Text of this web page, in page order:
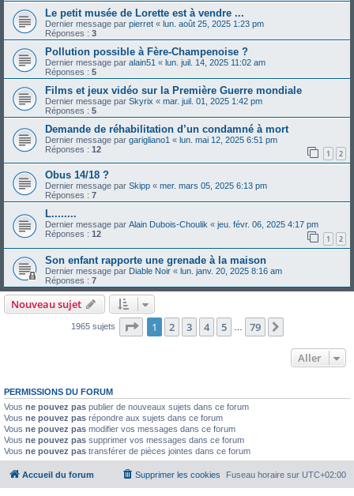
Le petit musée de Lorette est à vendre ...
Dernier message par pierret « lun. août 25, 2025 1:23 pm
Réponses : 3
Pollution possible à Fère-Champenoise ?
Dernier message par alain51 « lun. juil. 14, 2025 11:02 am
Réponses : 5
Films et jeux vidéo sur la Première Guerre mondiale
Dernier message par Skyrix « mar. juil. 01, 2025 1:42 pm
Réponses : 5
Demande de réhabilitation d’un condamné à mort
Dernier message par garigliano1 « lun. mai 12, 2025 6:51 pm
Réponses : 12 1 2
Obus 14/18 ?
Dernier message par Skipp « mer. mars 05, 2025 6:13 pm
Réponses : 7
L........
Dernier message par Alain Dubois-Choulik « jeu. févr. 06, 2025 4:17 pm
Réponses : 12 1 2
Son enfant rapporte une grenade à la maison
Dernier message par Diable Noir « lun. janv. 20, 2025 8:16 am
Réponses : 7
Nouveau sujet
1965 sujets Page 1sur79
1 2 3 4 5 79
Aller
PERMISSIONS DU FORUM
Vous ne pouvez pas publier de nouveaux sujets dans ce forum
Vous ne pouvez pas répondre aux sujets dans ce forum
Vous ne pouvez pas modifier vos messages dans ce forum
Vous ne pouvez pas supprimer vos messages dans ce forum
Vous ne pouvez pas transférer de pièces jointes dans ce forum
Accueil du forum Fuseau horaire sur UTC+02:00
Supprimer les cookies